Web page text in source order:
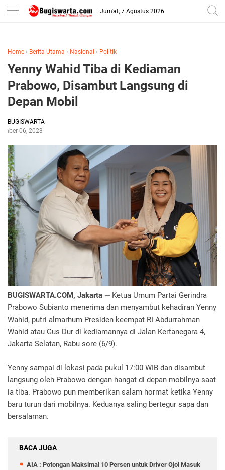
-->
Jum'at, 7 Agustus 2026
Home › Berita Utama › Nasional › Politik
Yenny Wahid Tiba di Kediaman
Prabowo, Disambut Langsung di
Depan Mobil
BUGISWARTA
06, 2023
BUGISWARTA.COM, Jakarta — Ketua Umum Partai Gerindra
Prabowo Subianto menerima dan menyambut kehadiran Yenny
Wahid, putri almarhum Presiden keempat RI Abdurrahman
Wahid atau Gus Dur di kediamannya di Jalan Kertanegara 4,
Jakarta Selatan, Rabu sore (6/9).
Yenny sampai di lokasi pada pukul 17:00 WIB dan disambut
langsung oleh Prabowo dengan hangat di depan mobilnya saat
ia tiba. Prabowo pun memberikan salam hormat ketika Yenny
baru turun dari mobilnya. Keduanya saling bertegur sapa dan
bersalaman.
BACA JUGA
AIA : Potongan Maksimal 10 Persen untuk Driver Ojol Masuk